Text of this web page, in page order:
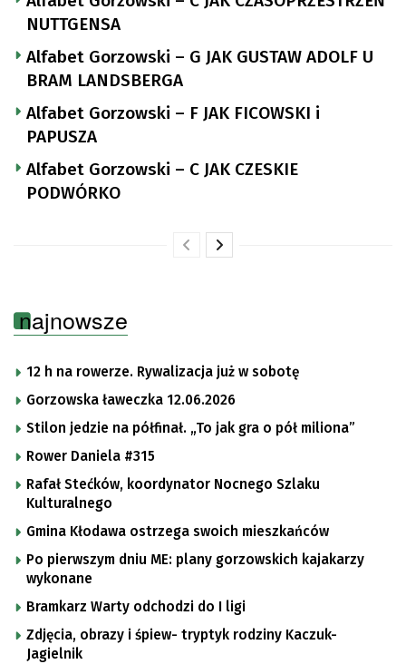
NUTTGENSA
Alfabet Gorzowski – G JAK GUSTAW ADOLF U
BRAM LANDSBERGA
Alfabet Gorzowski – F JAK FICOWSKI i
PAPUSZA
Alfabet Gorzowski – C JAK CZESKIE
PODWÓRKO
najnowsze
12 h na rowerze. Rywalizacja już w sobotę
Gorzowska ławeczka 12.06.2026
Stilon jedzie na półfinał. „To jak gra o pół miliona”
Rower Daniela #315
Rafał Stećków, koordynator Nocnego Szlaku
Kulturalnego
Gmina Kłodawa ostrzega swoich mieszkańców
Po pierwszym dniu ME: plany gorzowskich kajakarzy
wykonane
Bramkarz Warty odchodzi do I ligi
Zdjęcia, obrazy i śpiew- tryptyk rodziny Kaczuk-
Jagielnik